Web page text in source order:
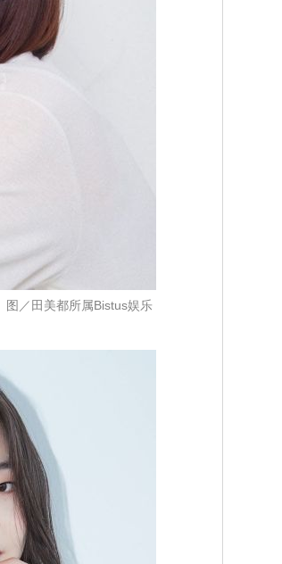
图／田美都所属Bistus娱乐